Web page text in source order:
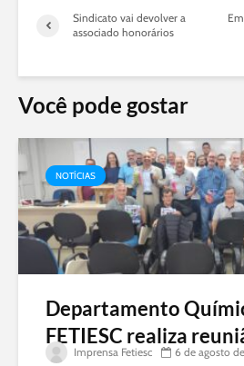
Sindicato vai devolver a
associado honorários
Você pode gostar
NOTÍCIAS
Departamento
FETIESC realiza
Imprensa Fetiesc 6 de agosto